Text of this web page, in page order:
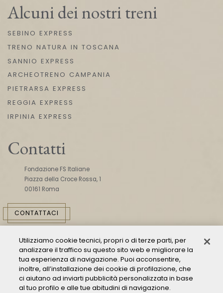
Alcuni dei nostri treni
SEBINO EXPRESS
TRENO NATURA IN TOSCANA
SANNIO EXPRESS
ARCHEOTRENO CAMPANIA
PIETRARSA EXPRESS
REGGIA EXPRESS
IRPINIA EXPRESS
Contatti
Fondazione FS Italiane
Piazza della Croce Rossa, 1
00161 Roma
CONTATTACI
Consulta il Modello 231
Utilizziamo cookie tecnici, propri o di terze parti, per
analizzare il traffico su questo sito web e migliorare la
tua esperienza di navigazione. Puoi acconsentire,
inoltre, all’installazione dei cookie di profilazione, che
ci aiutano ad inviarti pubblicità personalizzata in base
al tuo profilo e alle tue abitudini di navigazione.